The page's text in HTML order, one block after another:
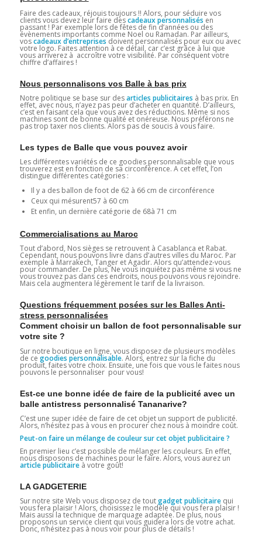
Faire des cadeaux, réjouis toujours !! Alors, pour séduire vos
clients vous devez leur faire descadeaux personnalisés en
passant ! Par exemple lors de fêtes de fin d’années ou des
évènements importants comme Noel ou Ramadan. Par ailleurs,
voscadeaux d’entreprises doivent personnalisés pour eux ou avec
votre logo. Faites attention à ce détail, car c’est grâce à lui que
vous arriverez à accroître votre visibilité. Par conséquent votre
chiffre d’affaires !
Nous personnalisons vos Balle à bas prix
Notre politique se base sur desarticles publicitaires à bas prix. En
effet, avec nous, n’ayez pas peur d’acheter en quantité. D’ailleurs,
c’est en faisant cela que vous avez des réductions. Même si nos
machines sont de bonne qualité et onéreuse. Nous préférons ne
pas trop taxer nos clients. Alors pas de soucis à vous faire.
Les types de Balle que vous pouvez avoir
Les différentes variétés de ce goodies personnalisable que vous
trouverez est en fonction de sa circonférence. A cet effet, l’on
distingue différentes catégories :
Il y a des ballon de foot de 62 à 66 cm de circonférence
Ceux qui mésurent57 à 60 cm
Et enfin, un dernière catégorie de 68à 71 cm
Commercialisations au Maroc
Tout d’abord, Nos sièges se retrouvent à Casablanca et Rabat.
Cependant, nous pouvons livre dans d’autres villes du Maroc. Par
exemple à Marrakech, Tanger et Agadir. Alors qu’attendez-vous
pour commander. De plus, Ne vous inquiétez pas même si vous ne
vous trouvez pas dans ces endroits, nous pouvons vous rejoindre.
Mais cela augmentera légèrement le tarif de la livraison.
Questions fréquemment posées sur les Balles Anti-
stress personnalisées
Comment choisir un ballon de foot personnalisable sur
votre site ?
Sur notre boutique en ligne, vous disposez de plusieurs modèles
de ce goodies personnalisable. Alors, entrez sur la fiche du
produit, faites votre choix. Ensuite, une fois que vous le faites nous
pouvons le personnaliser pour vous!
Est-ce une bonne idée de faire de la publicité avec un
balle antistress personnalisé Tananarive?
C’est une super idée de faire de cet objet un support de publicité.
Alors, n’hésitez pas à vous en procurer chez nous à moindre coût.
Peut-on faire un mélange de couleur sur cet objet publicitaire ?
En premier lieu c’est possible de mélanger les couleurs. En effet,
nous disposons de machines pour le faire. Alors, vous aurez un
article publicitaireà votre goût!
LA GADGETERIE
Sur notre site Web vous disposez de toutgadget publicitairequi
vous fera plaisir ! Alors, choisissez le modèle qui vous fera plaisir !
Mais aussi la technique de marquage adaptée. De plus, nous
proposons un service client qui vous guidera lors de votre achat.
Donc, n’hésitez pas à nous voir pour plus de détails !